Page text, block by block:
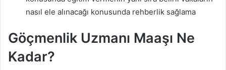
nasıl ele alınacağı konusunda rehberlik sağlama
Göçmenlik Uzmanı Maaşı Ne
Kadar?